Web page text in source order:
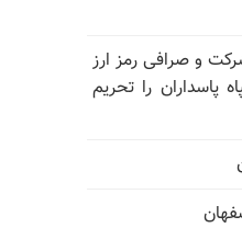
و صرافی رمز ارز
پاسداران را تحریم